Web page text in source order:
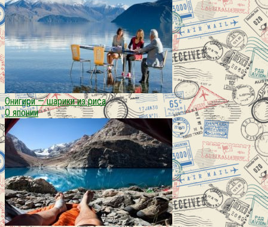
Онигири — шарики из риса
О японии